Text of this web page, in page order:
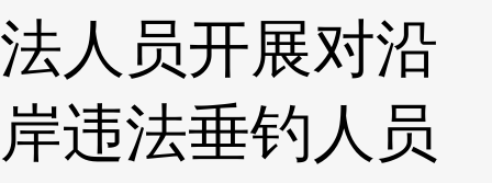
法人员开展对沿
岸违法垂钓人员